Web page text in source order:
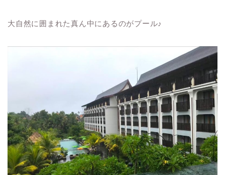
大自然に囲まれた真ん中にあるのがプール♪